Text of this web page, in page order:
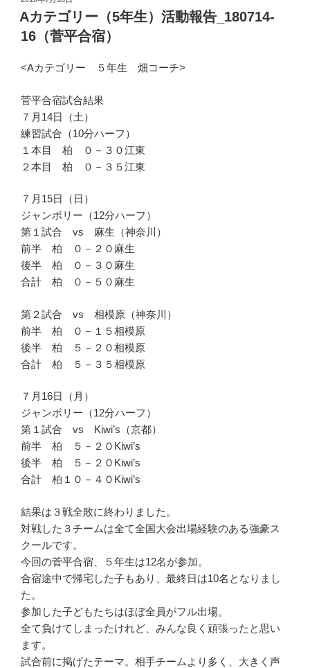
稿
日:
Aカテゴリー（5年生）活動報告_180714-
16（菅平合宿）
<Aカテゴリー ５年生 畑コーチ>
菅平合宿試合結果
７月14日（土）
練習試合（10分ハーフ）
１本目 柏 ０－３０江東
２本目 柏 ０－３５江東
７月15日（日）
ジャンボリー（12分ハーフ）
第１試合 vs 麻生（神奈川）
前半 柏 ０－２０麻生
後半 柏 ０－３０麻生
合計 柏 ０－５０麻生
第２試合 vs 相模原（神奈川）
前半 柏 ０－１５相模原
後半 柏 ５－２０相模原
合計 柏 ５－３５相模原
７月16日（月）
ジャンボリー（12分ハーフ）
第１試合 vs Kiwi’s（京都）
前半 柏 ５－２０Kiwi’s
後半 柏 ５－２０Kiwi’s
合計 柏１０－４０Kiwi’s
結果は３戦全敗に終わりました。
対戦した３チームは全て全国大会出場経験のある強豪ス
クールです。
今回の菅平合宿、５年生は12名が参加。
合宿途中で帰宅した子もあり、最終日は10名となりまし
た。
参加した子どもたちはほぼ全員がフル出場。
全て負けてしまったけれど、みんな良く頑張ったと思い
ます。
試合前に掲げたテーマ。相手チームより多く、大きく声